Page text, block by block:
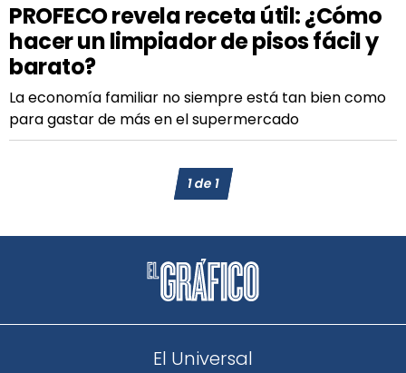
PROFECO revela receta útil: ¿Cómo
hacer un limpiador de pisos fácil y
barato?
La economía familiar no siempre está tan bien como
para gastar de más en el supermercado
1de1
El Universal